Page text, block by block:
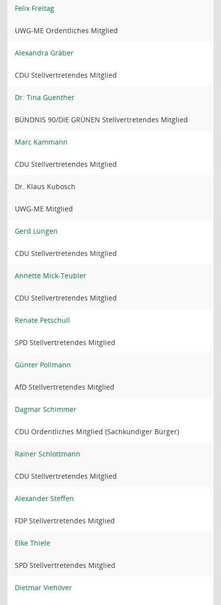
Felix Freitag
UWG-ME Ordentliches Mitglied
Alexandra Gräber
CDU Stellvertretendes Mitglied
Dr. Tina Guenther
BÜNDNIS 90/DIE GRÜNEN Stellvertretendes Mitglied
Marc Kammann
CDU Stellvertretendes Mitglied
Dr. Klaus Kubosch
UWG-ME Mitglied
Gerd Lüngen
CDU Stellvertretendes Mitglied
Annette Mick-Teubler
CDU Stellvertretendes Mitglied
Renate Petschull
SPD Stellvertretendes Mitglied
Günter Pollmann
AfD Stellvertretendes Mitglied
Dagmar Schimmer
CDU Ordentliches Mitglied (Sachkundiger Bürger)
Rainer Schlottmann
CDU Stellvertretendes Mitglied
Alexander Steffen
FDP Stellvertretendes Mitglied
Elke Thiele
SPD Stellvertretendes Mitglied
Dietmar Viehöver